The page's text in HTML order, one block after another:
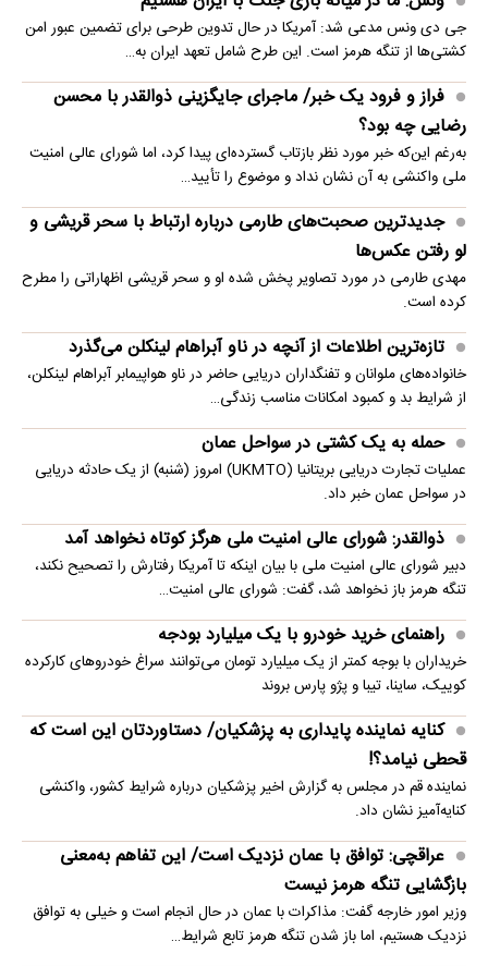
جی دی ونس مدعی شد: آمریکا در حال تدوین طرحی برای تضمین عبور امن
کشتی‌ها از تنگه هرمز است. این طرح شامل تعهد ایران به…
فراز و فرود یک خبر/ ماجرای جایگزینی ذوالقدر با محسن
رضایی چه بود؟
به‌رغم این‌که خبر مورد نظر بازتاب گسترده‌ای پیدا کرد، اما شورای عالی امنیت
ملی واکنشی به آن نشان نداد و موضوع را تأیید…
جدیدترین صحبت‌های طارمی درباره ارتباط با سحر قریشی و
لو رفتن عکس‌ها
مهدی طارمی در مورد تصاویر پخش شده او و سحر قریشی اظهاراتی را مطرح
کرده است.
تازه‌ترین اطلاعات از آنچه در ناو آبراهام لینکلن می‌گذرد
خانواده‌های ملوانان و تفنگداران دریایی حاضر در ناو هواپیمابر آبراهام لینکلن،
از شرایط بد و کمبود امکانات مناسب زندگی…
حمله به یک کشتی در سواحل عمان
عملیات تجارت دریایی بریتانیا (UKMTO) امروز (شنبه) از یک حادثه دریایی
در سواحل عمان خبر داد.
ذوالقدر: شورای عالی امنیت ملی هرگز کوتاه نخواهد آمد
دبیر شورای عالی امنیت ملی با بیان اینکه تا آمریکا رفتارش را تصحیح نکند،
تنگه هرمز باز نخواهد شد، گفت: شورای عالی امنیت…
راهنمای خرید خودرو با یک میلیارد بودجه
خریداران با بوجه کمتر از یک میلیارد تومان می‌توانند سراغ خودروهای کارکرده
کوییک، ساینا، تیبا و پژو پارس بروند
کنایه نماینده پایداری به پزشکیان/ دستاوردتان این است که
قحطی نیامد؟!
نماینده قم در مجلس به گزارش اخیر پزشکیان درباره شرایط کشور، واکنشی
کنایه‌آمیز نشان داد.
عراقچی: توافق با عمان نزدیک است/ این تفاهم به‌معنی
بازگشایی تنگه هرمز نیست
وزیر امور خارجه گفت: مذاکرات با عمان در حال انجام است و خیلی به توافق
نزدیک هستیم، اما باز شدن تنگه هرمز تابع شرایط…